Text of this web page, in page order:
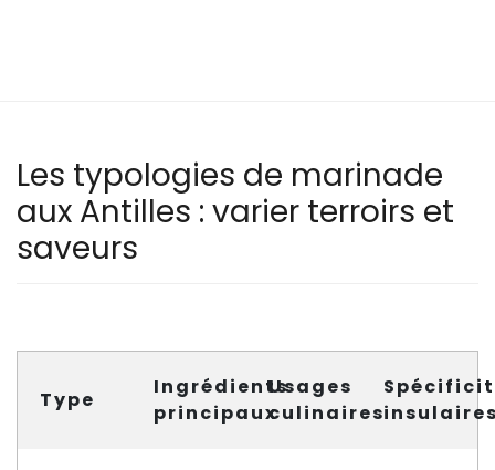
Les typologies de marinade
aux Antilles : varier terroirs et
saveurs
Type
Ingrédients
principaux
Usages
culinaires